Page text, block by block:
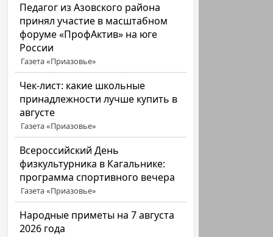
Педагог из Азовского района
принял участие в масштабном
форуме «ПрофАктив» на юге
России
Газета «Приазовье»
Чек-лист: какие школьные
принадлежности лучше купить в
августе
Газета «Приазовье»
Всероссийский День
физкультурника в Кагальнике:
программа спортивного вечера
Газета «Приазовье»
Народные приметы на 7 августа
2026 года